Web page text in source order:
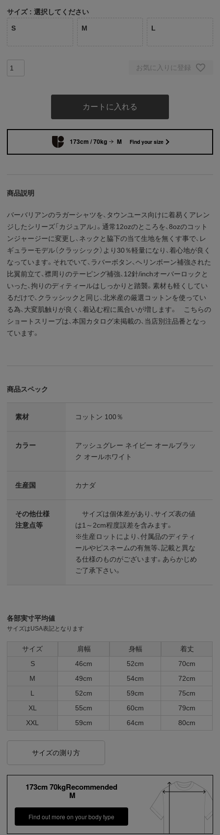
サイズ 選択してください
S M L
お気に入りに登録
カートに入れる
173cm / 70kg M Find your size
商品説明
バーバリアンのラガーシャツを、タウンユース向けに着易くアレン
ジしたシリーズ「カジュアル」。通常12ozのところを、8ozのコット
ンジャージーに変更し、ネックと脇下の当て生地を無くす事で、レ
ギュラーモデル（クラッシック）より30％軽量になり、着心地が良く
なっています。それでいて、ラバーボタン、ヘリンボーン補強された
比翼前立て、襟周りのテーピング補強、12針/inchオーバーロックと
いった、拘りのディティールはしっかりと踏襲。素材も軽くしてい
るだけで、クラッシックと同じ、北米産の厳選コットンを使ってい
る為、大変肌触りが良く、着込む程に風合いが増します。 こちらの
ショートスリーブは、本国カタログ未掲載の、当店別注品番となっ
ています。
商品スペック
素材 コットン 100％
カラー
アッシュグレー ネイビー オールブラッ
ク オールホワイト
生産国 カナダ
その他仕様
注意点等
サイズは個体差があり、サイズ表の値
は1～2cm程度誤差を含みます。
※生産ロットにより、付属品のディティ
ールやピスネームの有無等、記載と異な
る仕様のものがございます。あらかじめ
ご了承下さい。
各部実寸平均値
サイズはUSA表記となります
サイズ 肩幅 身幅
着丈
S
46cm 52cm
70cm
M
49cm 54cm
72cm
L
52cm 59cm
75cm
XL
55cm 60cm
79cm
XXL
59cm 64cm 80cm
サイズの測り方
173cm 70kgRecommended
M
Find out more on your body type